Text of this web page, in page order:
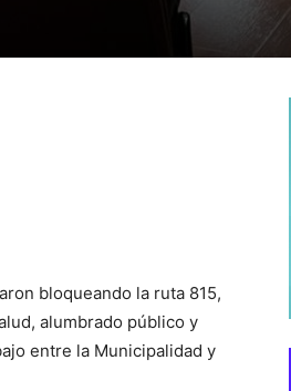
bloqueando la ruta 815,
alumbrado público y
entre la Municipalidad y